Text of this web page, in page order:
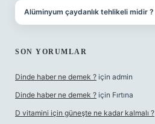
Alüminyum çaydanlık tehlikeli midir ?
SON YORUMLAR
Dinde haber ne demek ? için admin
Dinde haber ne demek ? için Fırtına
D vitamini için güneşte ne kadar kalmalı ?